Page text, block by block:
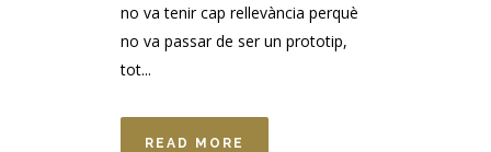
no va tenir cap rellevància perquè
no va passar de ser un prototip,
tot...
READ MORE